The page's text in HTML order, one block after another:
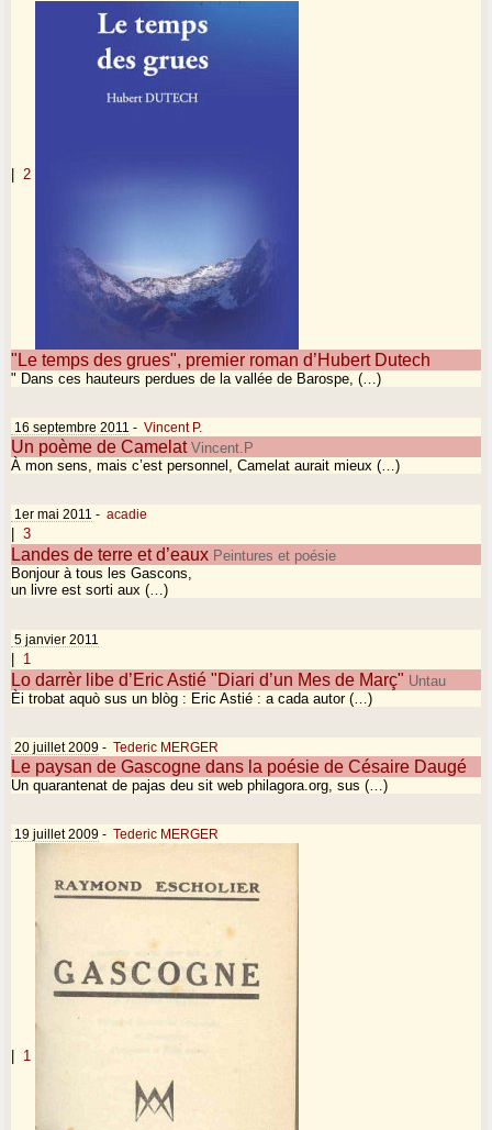
| 2
"Le temps des grues", premier roman d’Hubert Dutech
" Dans ces hauteurs perdues de la vallée de Barospe, (…)
16 septembre 2011 - Vincent P.
Un poème de CamelatVincent.P
À mon sens, mais c’est personnel, Camelat aurait mieux (…)
1er mai 2011 - acadie
3
Landes de terre et d’eaux Peintures et poésie
Bonjour à tous les Gascons,
un livre est sorti aux (…)
5 janvier 2011
| 1
Lo darrèr libe d’Eric Astié "Diari d’un Mes de Març" Untau
Èi trobat aquò sus un blòg : Eric Astié : a cada autor (…)
20 juillet 2009 - Tederic MERGER
Le paysan de Gascogne dans la poésie de Césaire Daugé
Un quarantenat de pajas deu sit web philagora.org, sus (…)
19 juillet 2009 - Tederic MERGER
| 1